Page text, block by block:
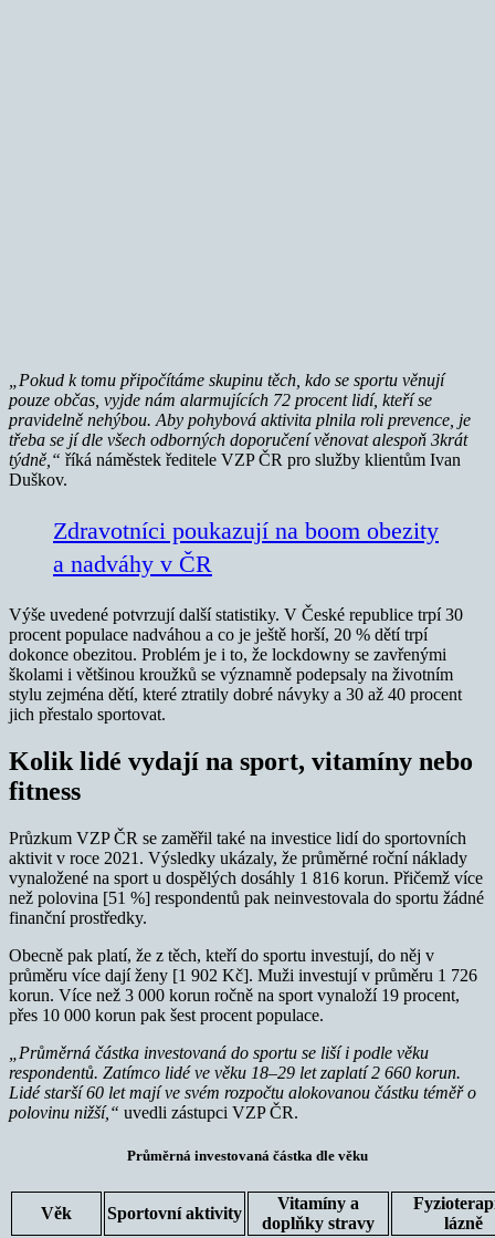
„Pokud k tomu připočítáme skupinu těch, kdo se sportu věnují
pouze občas, vyjde nám alarmujících 72 procent lidí, kteří se
pravidelně nehýbou. Aby pohybová aktivita plnila roli prevence, je
třeba se jí dle všech odborných doporučení věnovat alespoň 3krát
týdně,“ říká náměstek ředitele VZP ČR pro služby klientům Ivan
Duškov.
Zdravotníci poukazují na boom obezity
a nadváhy v ČR
Výše uvedené potvrzují další statistiky. V České republice trpí 30
procent populace nadváhou a co je ještě horší, 20 % dětí trpí
dokonce obezitou. Problém je i to, že lockdowny se zavřenými
školami i většinou kroužků se významně podepsaly na životním
stylu zejména dětí, které ztratily dobré návyky a 30 až 40 procent
jich přestalo sportovat.
Kolik lidé vydají na sport, vitamíny nebo
fitness
Průzkum VZP ČR se zaměřil také na investice lidí do sportovních
aktivit v roce 2021. Výsledky ukázaly, že průměrné roční náklady
vynaložené na sport u dospělých dosáhly 1 816 korun. Přičemž více
než polovina [51 %] respondentů pak neinvestovala do sportu žádné
finanční prostředky.
Obecně pak platí, že z těch, kteří do sportu investují, do něj v
průměru více dají ženy [1 902 Kč]. Muži investují v průměru 1 726
korun. Více než 3 000 korun ročně na sport vynaloží 19 procent,
přes 10 000 korun pak šest procent populace.
„Průměrná částka investovaná do sportu se liší i podle věku
respondentů. Zatímco lidé ve věku 18–29 let zaplatí 2 660 korun.
Lidé starší 60 let mají ve svém rozpočtu alokovanou částku téměř o
polovinu nižší,“ uvedli zástupci VZP ČR.
Průměrná investovaná částka dle věku
Věk Sportovní aktivity
Vitamíny a
doplňky stravy
lázně